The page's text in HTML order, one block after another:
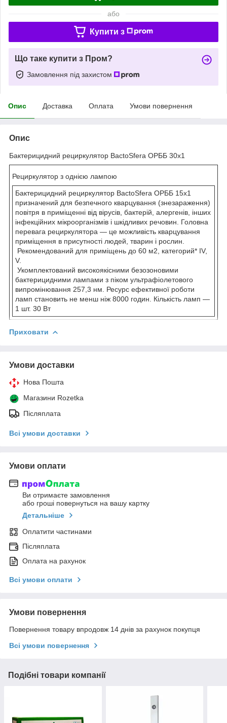
або
Купити з
Що таке купити з Пром?
Замовлення під захистом
Опис Доставка Оплата Умови повернення
Опис
Бактерицидний рециркулятор BactoSfera ОРББ 30х1
Рециркулятор з однією лампою
Бактерицидний рециркулятор BactoSfera ОРББ 15х1
призначений для безпечного кварцування (знезараження)
повітря в приміщенні від вірусів, бактерій, алергенів, інших
інфекційних мікроорганізмів і шкідливих речовин. Головна
перевага рециркулятора — це можливість кварцування
приміщення в присутності людей, тварин і рослин.
Рекомендований для приміщень до 60 м2, категорий* IV,
V.
Укомплектований високоякісними безозоновими
бактерицидними лампами з піком ультрафіолетового
випромінювання 257,3 нм. Ресурс ефективної роботи
ламп становить не менш ніж 8000 годин. Кількість ламп —
1 шт. 30 Вт
Приховати
Умови доставки
Нова Пошта
Магазини Rozetka
Післяплата
Всі умови доставки
Умови оплати
Ви отримаєте замовлення
або гроші повернуться на вашу картку
Детальніше
Оплатити частинами
Післяплата
Оплата на рахунок
Всі умови оплати
Умови повернення
Повернення товару впродовж 14 днів за рахунок покупця
Всі умови повернення
Подібні товари компанії